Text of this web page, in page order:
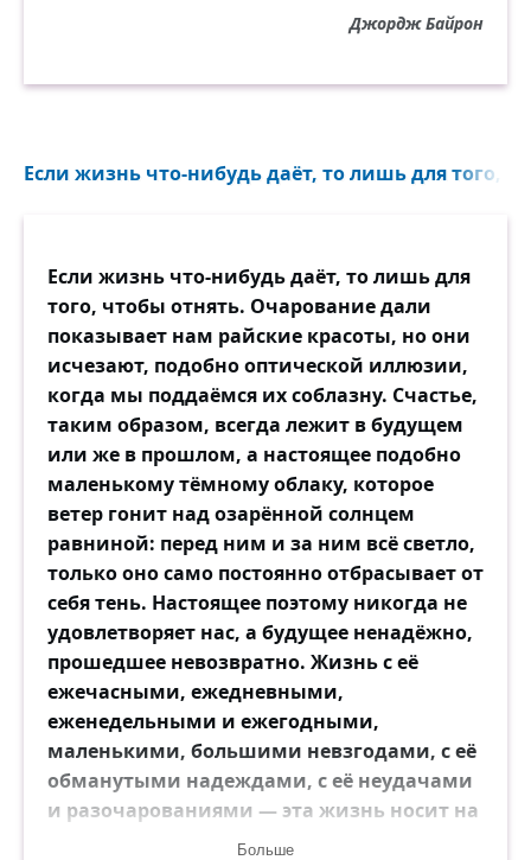
Джордж Байрон
Если жизнь что-нибудь даёт, то лишь для того,
Если жизнь что-нибудь даёт, то лишь для
того, чтобы отнять. Очарование дали
показывает нам райские красоты, но они
исчезают, подобно оптической иллюзии,
когда мы поддаёмся их соблазну. Счастье,
таким образом, всегда лежит в будущем
или же в прошлом, а настоящее подобно
маленькому тёмному облаку, которое
ветер гонит над озарённой солнцем
равниной: перед ним и за ним всё светло,
только оно само постоянно отбрасывает от
себя тень. Настоящее поэтому никогда не
удовлетворяет нас, а будущее ненадёжно,
прошедшее невозвратно. Жизнь с её
ежечасными, ежедневными,
еженедельными и ежегодными,
маленькими, большими невзгодами, с её
обманутыми надеждами, с её неудачами
и разочарованиями — эта жизнь носит на
себе такой явный отпечаток неминуемого
Больше